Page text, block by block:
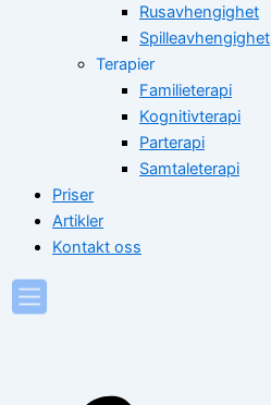
Rusavhengighet
Spilleavhengighet
Terapier
Familieterapi
Kognitivterapi
Parterapi
Samtaleterapi
Priser
Artikler
Kontakt oss